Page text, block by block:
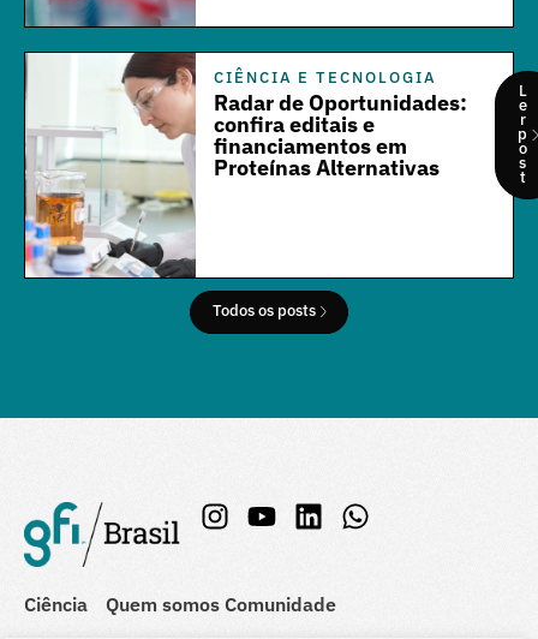
CIÊNCIA E TECNOLOGIA
Radar de Oportunidades:
confira editais e
financiamentos em
Proteínas Alternativas
L
e
r
p
o
s
t
Todos os posts
Ciência Quem somos Comunidade